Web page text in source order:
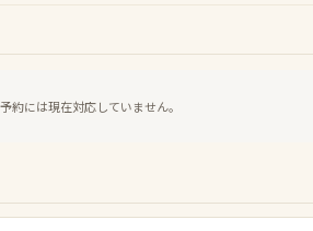
には現在対応していません。